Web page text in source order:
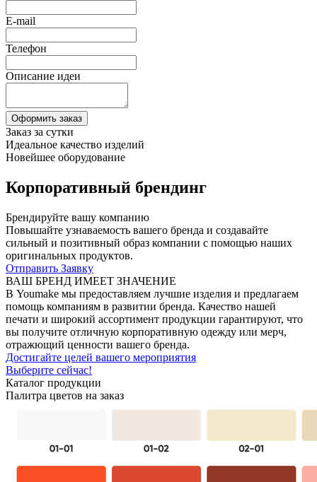
E-mail
Телефон
Описание идеи
Оформить заказ
Заказ за сутки
Идеальное качество изделий
Новейшее оборудование
Корпоративный брендинг
Брендируйте вашу компанию
Повышайте узнаваемость вашего бренда и создавайте
сильный и позитивный образ компании с помощью наших
оригинальных продуктов.
Отправить Заявку
ВАШ БРЕНД ИМЕЕТ ЗНАЧЕНИЕ
В Youmake мы предоставляем лучшие изделия и предлагаем
помощь компаниям в развитии бренда. Качество нашей
печати и широкий ассортимент продукции гарантируют, что
вы получите отличную корпоративную одежду или мерч,
отражющий ценности вашего бренда.
Достигайте целей вашего мероприятия
Выберите сейчас!
Каталог продукции
Палитра цветов на заказ